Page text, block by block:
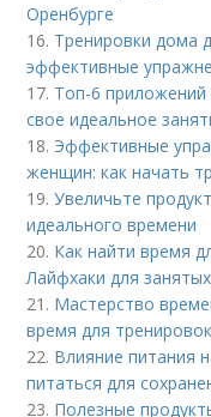
Оренбурге
16. Тренировки дома
эффективные
17. Топ-6 приложений
свое идеальное
18. Эффективные
женщин: как начать
19.Увеличьте
идеального времени
20. Как найти время
Лайфхаки для занятых
21. Мастерство
время для
22. Влияние питания
питаться для
23. Полезные